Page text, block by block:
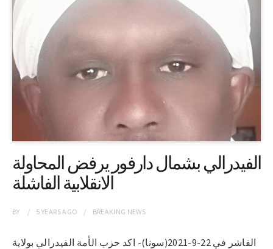
الفيدرالي بشمال دارفور يرفض المحاولة
الانقلابية الفاشلة
BY 5 YEARSAGO BREAKING NEWS
الفاشر في 22-9-2021(سونا)- اكد حزب الأمة الفيدرالي بولاية